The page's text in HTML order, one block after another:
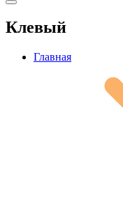
Клевый
Главная